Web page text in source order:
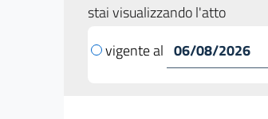
stai visualizzando l'atto
vigente al